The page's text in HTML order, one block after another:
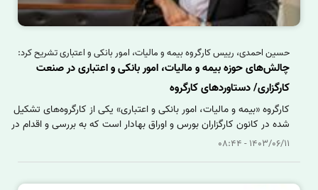
حسین احمدی، رییس کارگروه بیمه و مالیات، امور بانکی و اعتباری تشریح کرد:
چالش‌های حوزه بیمه و مالیات، امور بانکی و اعتباری در صنعت
کارگزاری/ دستاوردهای کارگروه
1403/06/11 - 08:44
کارگروه «بیمه و مالیات، امور بانکی و اعتباری» یکی از کارگروه‌های تشکیل
شده در کانون کارگزاران بورس و اوراق بهادار است که به بررسی و اقدام در
خصوص چالش‌های حوزه بیمه و مالیات، امور بانکی و اعتباری و به طور
حسین احمدی، رییس این کارگروه در ادامه از اهداف و دستاوردهای